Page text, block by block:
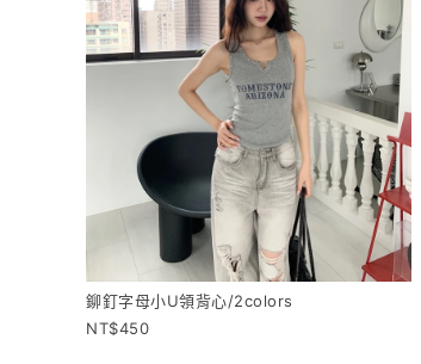
鉚釘字母小U領背心/2colors
450